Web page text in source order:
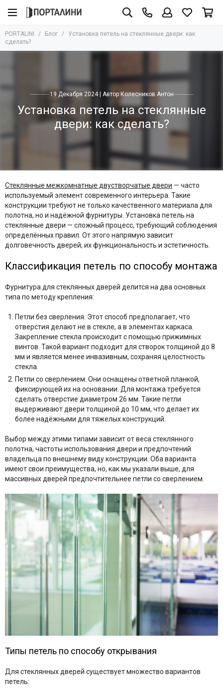
PORTALINI Блог
Установка петель на стеклянные двери: как
сделать?
19 Декабря 2024 | Автор: Колесников Антон
Установка петель на стеклянные
двери: как сделать?
Стеклянные межкомнатные двустворчатые двери — часто
используемый элемент современного интерьера. Такие
конструкции требуют не только качественного материала для
полотна, но и надёжной фурнитуры. Установка петель на
стеклянные двери — сложный процесс, требующий соблюдения
определённых правил. От этого напрямую зависит
долговечность дверей, их функциональность и эстетичность.
Классификация петель по способу монтажа
Фурнитура для стеклянных дверей делится на два основных
типа по методу крепления:
Петли без сверления. Этот способ предполагает, что
отверстия делают не в стекле, а в элементах каркаса.
Закрепление стекла происходит с помощью прижимных
винтов. Такой вариант подходит для створок толщиной до 8
мм и является менее инвазивным, сохраняя целостность
стекла.
Петли со сверлением. Они оснащены ответной планкой,
фиксирующей их на основании. Для монтажа требуется
сделать отверстие диаметром 26 мм. Такие петли
выдерживают двери толщиной до 10 мм, что делает их
более надёжными для тяжелых конструкций.
Выбор между этими типами зависит от веса стеклянного
полотна, частоты использования двери и предпочтений
владельца по внешнему виду конструкции. Оба варианта
имеют свои преимущества, но, как мы указали выше, для
массивных дверей предпочтительнее петли со сверлением.
Типы петель по способу открывания
Для стеклянных дверей существует множество вариантов
петель: